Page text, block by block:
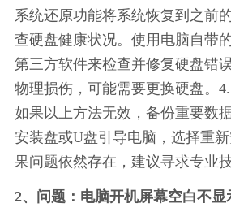
系统还原功能将系统恢复到之前
查硬盘健康状况。使用电脑自带
第三方软件来检查并修复硬盘错
物理损伤，可能需要更换硬盘。4.
如果以上方法无效，备份重要数
安装盘或U盘引导电脑，选择重
果问题依然存在，建议寻求专业技
2、问题：电脑开机屏幕空白不显